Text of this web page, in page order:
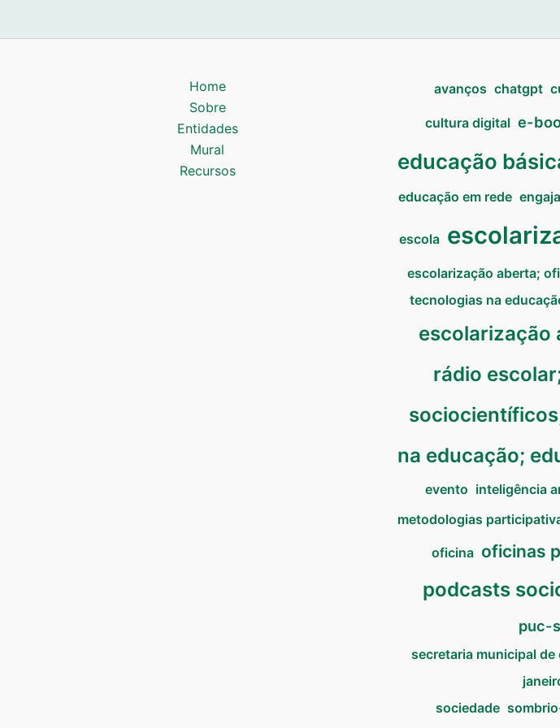
Home
Sobre
Entidades
Mural
Recursos
avanços chatgpt
cultura digital e-
educação
educação em rede
escola
escolarização aberta;
tecnologias na
escolarização
rádio
na educação;
evento inteligência
metodologias
oficina oficinas
podcasts
puc-
secretaria municipal
sociedade